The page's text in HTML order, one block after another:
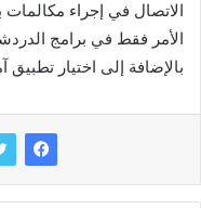
الاتصال في إجراء مكالمات
الأمر فقط في برامج
بالإضافة إلى اختيار تطبيق